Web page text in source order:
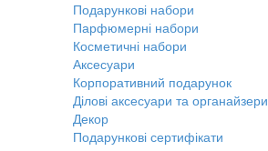
Подарункові набори
Парфюмерні набори
Косметичні набори
Аксесуари
Корпоративний подарунок
Ділові аксесуари та органайзери
Декор
Подарункові сертифікати